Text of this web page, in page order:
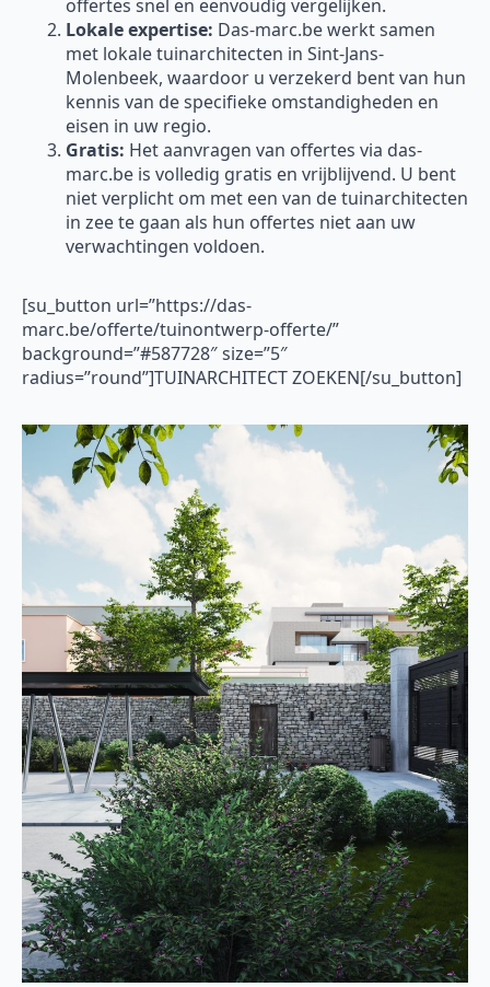
offertes snel en eenvoudig vergelijken.
Lokale expertise: Das-marc.be werkt samen
met lokale tuinarchitecten in Sint-Jans-
Molenbeek, waardoor u verzekerd bent van hun
kennis van de specifieke omstandigheden en
eisen in uw regio.
Gratis: Het aanvragen van offertes via das-
marc.be is volledig gratis en vrijblijvend. U bent
niet verplicht om met een van de tuinarchitecten
in zee te gaan als hun offertes niet aan uw
verwachtingen voldoen.
[su_button url=”https://das-
marc.be/offerte/tuinontwerp-offerte/”
background=”#587728″ size=”5″
radius=”round”]TUINARCHITECT ZOEKEN[/su_button]